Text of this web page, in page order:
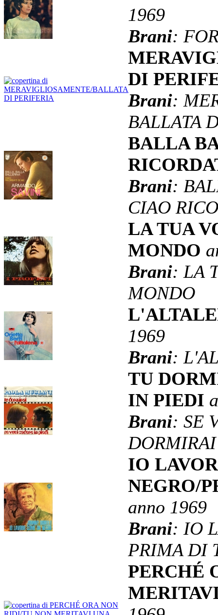
1969
Brani:
DI
Brani:
BALLATA
BALLA
Brani:
CIAO
LA TUA
MONDO
Brani: LA
MONDO
1969
Brani:
TU
IN PIEDI
Brani: SE
DORMIRAI
IO
NEGRO/
anno 1969
Brani: IO
PRIMA DI
PERCHÉ